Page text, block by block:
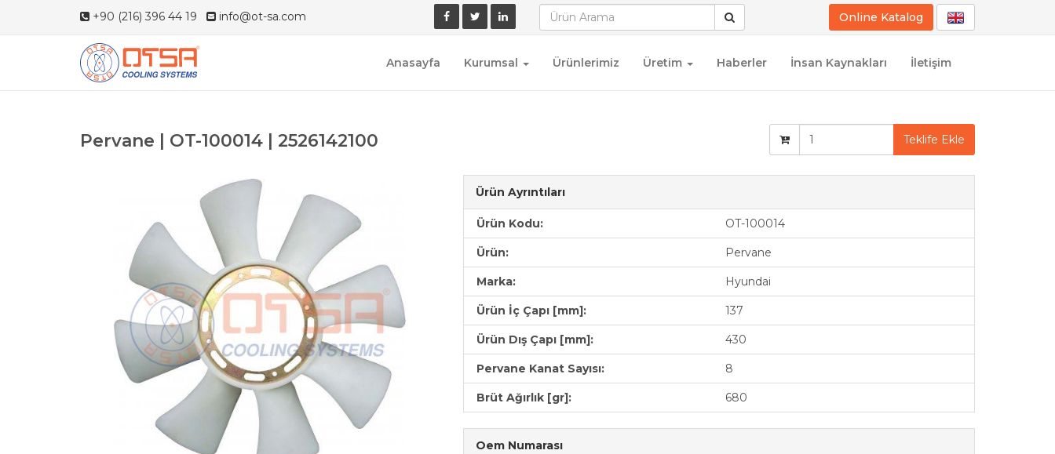
+90 (216) 396 44 19 info@ot-sa.com Online Katalog
Anasayfa Kurumsal Ürünlerimiz Üretim Haberler İnsan Kaynakları İletişim
Pervane | OT-100014 | 2526142100 Teklife Ekle
Ürün Ayrıntıları
Ürün Kodu: OT-100014
Ürün: Pervane
Marka: Hyundai
Ürün İç Çapı [mm]: 137
Ürün Dış Çapı [mm]: 430
Pervane Kanat Sayısı: 8
Brüt Ağırlık [gr]: 680
Oem Numarası